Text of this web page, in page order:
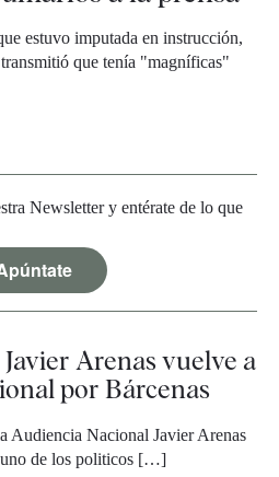
estuvo imputada en instrucción,
que tenía "magníficas"
Newsletter y entérate de lo que
Arenas vuelve a
por Bárcenas
Audiencia Nacional Javier Arenas
uno de los politicos […]